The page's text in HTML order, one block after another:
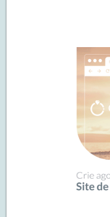
SIDEBAR